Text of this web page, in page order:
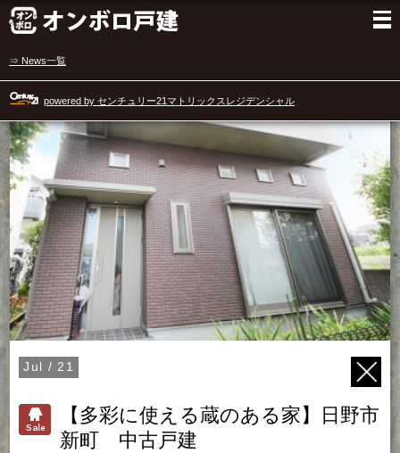
⇒ News一覧
powered by センチュリー21マトリックスレジデンシャル
Jul / 21
【多彩に使える蔵のある家】日野市
新町 中古戸建